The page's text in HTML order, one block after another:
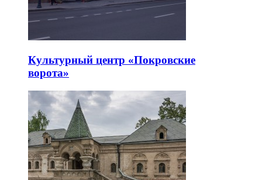
Культурный центр «Покровские
ворота»